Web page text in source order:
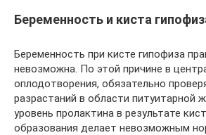
Беременность и киста
Беременность при кисте гипофиза
невозможна. По этой причине в
оплодотворения, обязательно
разрастаний в области питуитарной
уровень пролактина в результате
образования делает невозможным